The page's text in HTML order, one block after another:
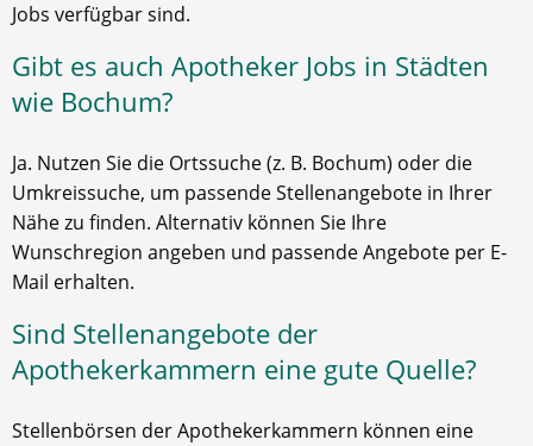
Jobs verfügbar sind.
Gibt es auch Apotheker Jobs in Städten
wie Bochum?
Ja. Nutzen Sie die Ortssuche (z. B. Bochum) oder die
Umkreissuche, um passende Stellenangebote in Ihrer
Nähe zu finden. Alternativ können Sie Ihre
Wunschregion angeben und passende Angebote per E-
Mail erhalten.
Sind Stellenangebote der
Apothekerkammern eine gute Quelle?
Stellenbörsen der Apothekerkammern können eine